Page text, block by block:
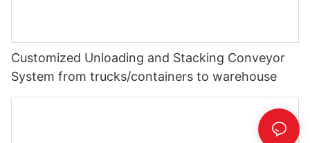
Customized Unloading and Stacking Conveyor
System from trucks/containers to warehouse